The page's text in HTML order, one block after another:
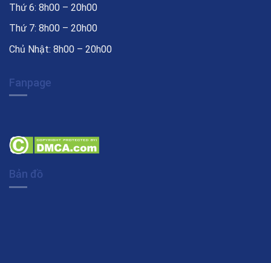
Thứ 6: 8h00 – 20h00
Thứ 7: 8h00 – 20h00
Chủ Nhật: 8h00 – 20h00
Fanpage
Bản đồ